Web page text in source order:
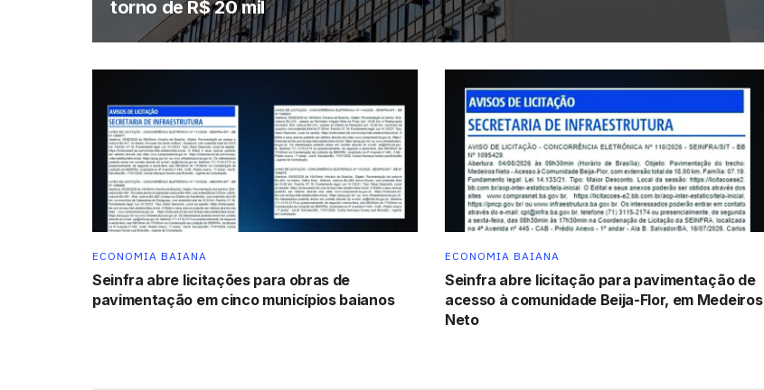
torno de R$ 20 mil
ECONOMIA BAIANA
Seinfra abre licitações para obras de
pavimentação em cinco municípios baianos
ECONOMIA BAIANA
Seinfra abre licitação para pavimentação de
acesso à comunidade Beija-Flor, em Medeiros
Neto